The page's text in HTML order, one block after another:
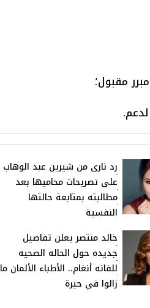
مقبول؛
رد نارى من شيرين عبد الوهاب
على تصريحات محاميها بعد
مطالبته بمتابعة حالتها
النفسية
خالد منتصر يعلن تفاصيل
جديده حول الحاله الصحيه
للفانه أنغام.. الأطباء الألمان ما
زالوا في حيرة